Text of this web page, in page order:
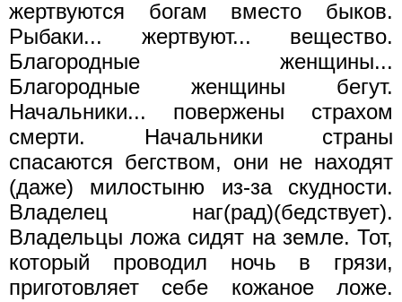
жертвуются богам вместо быков.
Рыбаки... жертвуют... вещество.
Благородные женщины...
Благородные женщины бегут.
Начальники... повержены страхом
смерти. Начальники страны
спасаются бегством, они не находят
(даже) милостыню из-за скудности.
Владелец наг(рад)(бедствует).
Владельцы ложа сидят на земле. Тот,
который проводил ночь в грязи,
приготовляет себе кожаное ложе.